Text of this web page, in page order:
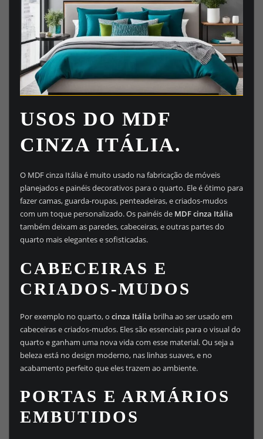
USOS DO MDF
CINZA ITÁLIA.
O MDF cinza Itália é muito usado na fabricação de móveis
planejados e painéis decorativos para o quarto. Ele é ótimo para
fazer camas, guarda-roupas, penteadeiras, e criados-mudos
com um toque personalizado. Os painéis de MDF cinza Itália
também deixam as paredes, cabeceiras, e outras partes do
quarto mais elegantes e sofisticadas.
CABECEIRAS E
CRIADOS-MUDOS
Por exemplo no quarto, o cinza Itália brilha ao ser usado em
cabeceiras e criados-mudos. Eles são essenciais para o visual do
quarto e ganham uma nova vida com esse material. Ou seja a
beleza está no design moderno, nas linhas suaves, e no
acabamento perfeito que eles trazem ao ambiente.
PORTAS E ARMÁRIOS
EMBUTIDOS